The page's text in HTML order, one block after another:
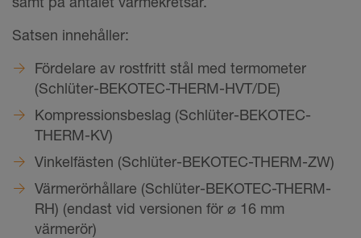
Satsen innehåller:
Fördelare av rostfritt stål med termometer
(Schlüter-BEKOTEC-THERM-HVT/DE)
Kompressionsbeslag (Schlüter-BEKOTEC-
THERM-KV)
Vinkelfästen (Schlüter-BEKOTEC-THERM-ZW)
Värmerörhållare (Schlüter-BEKOTEC-THERM-
RH) (endast vid versionen för ⌀ 16 mm
värmerör)